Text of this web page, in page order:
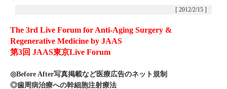
[ 2012/2/15 ]
The 3rd Live Forum for Anti-Aging Surgery &
Regenerative Medicine by JAAS
第3回 JAAS東京Live Forum
◎Before After写真掲載など医療広告のネット規制
◎歯周病治療への幹細胞注射療法